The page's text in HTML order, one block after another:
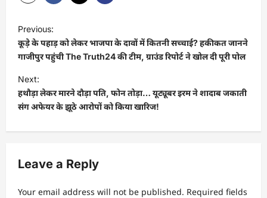
Previous:
कूड़े के पहाड़ को लेकर भाजपा के दावों में कितनी सच्चाई? हकीकत जानने
गाजीपुर पहुंची The Truth24 की टीम, ग्राउंड रिपोर्ट ने खोल दी पूरी पोल
Next:
हथौड़ा लेकर मारने दौड़ा पति, फोन तोड़ा… यूट्यूबर इरम ने शादाब जकाती
संग अफेयर के झूठे आरोपों को किया खारिज!
Leave a Reply
Your email address will not be published. Required fields